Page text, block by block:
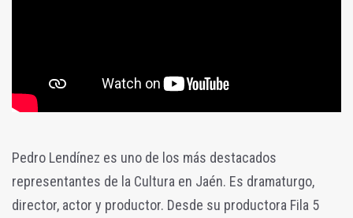
Pedro Lendínez es uno de los más destacados
representantes de la Cultura en Jaén. Es dramaturgo,
director, actor y productor. Desde su productora Fila 5